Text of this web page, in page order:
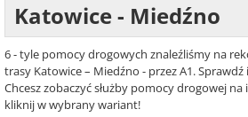
Katowice - Miedźno
6 - tyle pomocy drogowych znaleźliśmy na
trasy Katowice – Miedźno - przez A1.
Chcesz zobaczyć służby pomocy drogowej
kliknij w wybrany wariant!